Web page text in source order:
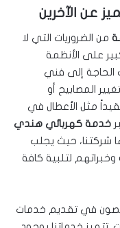
عن الآخرين
من الضروريات التي لا
على الأنظمة
الحاجة إلى فني
المصابيح أو
مثل الأعطال في
خدمة كهربائي هندي
شركتنا، حيث يجلب
وخبراتهم لتلبية كافة
في تقديم خدمات